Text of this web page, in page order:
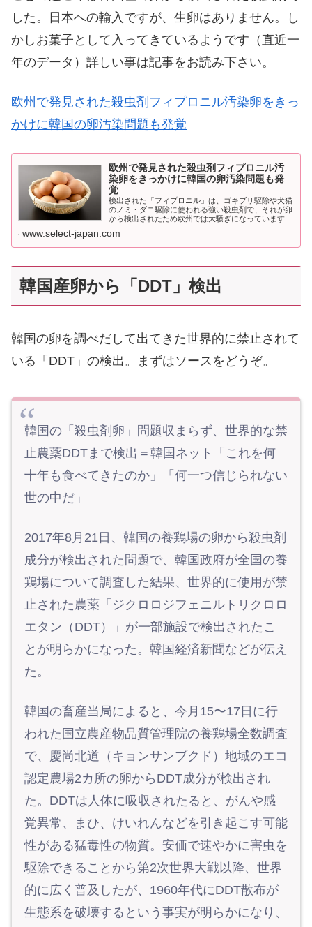
した。日本への輸入ですが、生卵はありません。し
かしお菓子として入ってきているようです（直近一
年のデータ）詳しい事は記事をお読み下さい。
欧州で発見された殺虫剤フィプロニル汚染卵をきっ
かけに韓国の卵汚染問題も発覚
欧州で発見された殺虫剤フィプロニル汚
染卵をきっかけに韓国の卵汚染問題も発
覚
検出された「フィプロニル」は、ゴキブリ駆除や犬猫
のノミ・ダニ駆除に使われる強い殺虫剤で、それが卵
から検出されたため欧州では大騒ぎになっています。
でもその殺虫剤を使っていたのです。非常に不安にな
ったので日本への汚染...
www.select-japan.com
韓国産卵から「DDT」検出
韓国の卵を調べだして出てきた世界的に禁止されて
いる「DDT」の検出。まずはソースをどうぞ。
韓国の「殺虫剤卵」問題収まらず、世界的な禁
止農薬DDTまで検出＝韓国ネット「これを何
十年も食べてきたのか」「何一つ信じられない
世の中だ」
2017年8月21日、韓国の養鶏場の卵から殺虫剤
成分が検出された問題で、韓国政府が全国の養
鶏場について調査した結果、世界的に使用が禁
止された農薬「ジクロロジフェニルトリクロロ
エタン（DDT）」が一部施設で検出されたこ
とが明らかになった。韓国経済新聞などが伝え
た。
韓国の畜産当局によると、今月15〜17日に行
われた国立農産物品質管理院の養鶏場全数調査
で、慶尚北道（キョンサンブクド）地域のエコ
認定農場2カ所の卵からDDT成分が検出され
た。DDTは人体に吸収されたると、がんや感
覚異常、まひ、けいれんなどを引き起こす可能
性がある猛毒性の物質。安価で速やかに害虫を
駆除できることから第2次世界大戦以降、世界
的に広く普及したが、1960年代にDDT散布が
生態系を破壊するという事実が明らかになり、